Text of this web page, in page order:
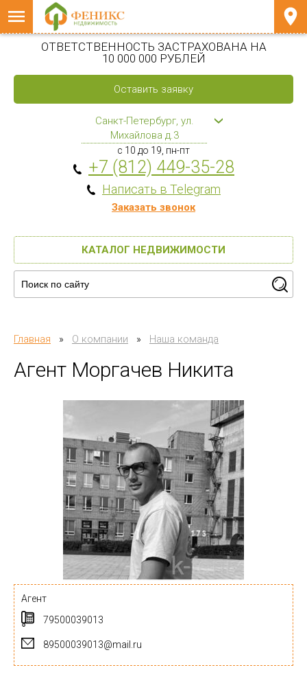
ОТВЕТСТВЕННОСТЬ ЗАСТРАХОВАНА НА
10 000 000 РУБЛЕЙ
Оставить заявку
Санкт-Петербург, ул.
Михайлова д.3
с 10 до 19, пн-пт
+7 (812) 449-35-28
Написать в Telegram
Заказать звонок
КАТАЛОГ НЕДВИЖИМОСТИ
Главная » О компании » Наша команда
Агент Моргачев Никита
Агент
79500039013
89500039013@mail.ru